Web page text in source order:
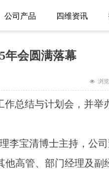
公司产品 四维资讯
年会圆满落幕
总结与计划会，并举
李宝清博士主持，公
高管、部门经理及
넶 浏